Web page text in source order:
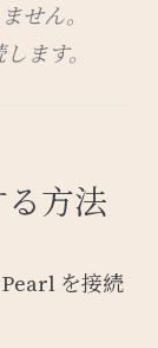
せん。
ます。
方法
を接続